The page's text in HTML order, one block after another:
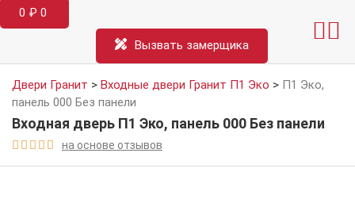
0 ₽ 0
Вызвать замерщика
Двери Гранит > Входные двери Гранит П1 Эко > П1 Эко,
панель 000 Без панели
Входная дверь П1 Эко, панель 000 Без панели
     на основе отзывов